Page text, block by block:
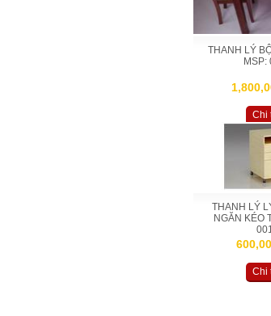
THANH LÝ
MSP:
Chi
THANH LÝ
NGĂN KÉO
Chi